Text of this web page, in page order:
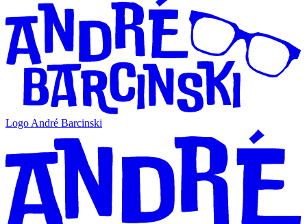
Logo André Barcinski